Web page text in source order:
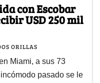
con Escobar
USD 250 mil
ORILLAS
Miami, a sus 73
pasado se le